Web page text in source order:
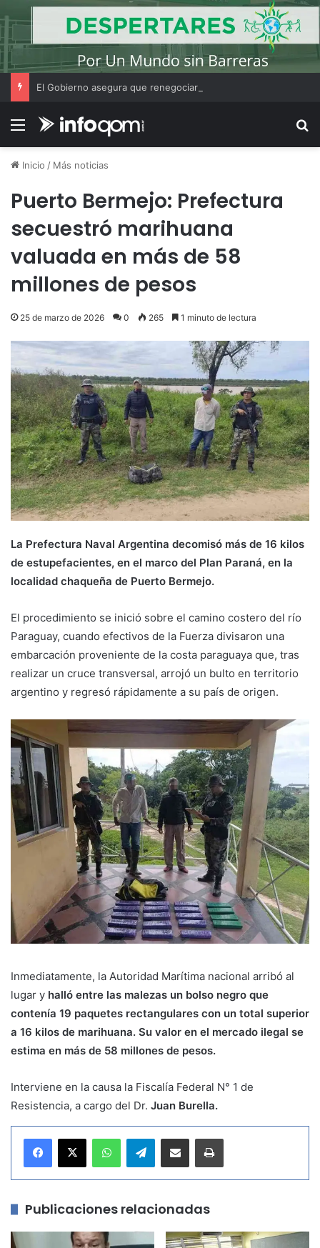
Menú
Inicio / Más noticias
Puerto Bermejo: Prefectura
secuestró marihuana
valuada en más de 58
millones de pesos
25 de marzo de 2026 0 265 1 minuto de lectura
La Prefectura Naval Argentina decomisó más de 16 kilos
de estupefacientes, en el marco del Plan Paraná, en la
localidad chaqueña de Puerto Bermejo.
El procedimiento se inició sobre el camino costero del río
Paraguay, cuando efectivos de la Fuerza divisaron una
embarcación proveniente de la costa paraguaya que, tras
realizar un cruce transversal, arrojó un bulto en territorio
argentino y regresó rápidamente a su país de origen.
Inmediatamente, la Autoridad Marítima nacional arribó al
lugar y halló entre las malezas un bolso negro que
contenía 19 paquetes rectangulares con un total superior
a 16 kilos de marihuana. Su valor en el mercado ilegal se
estima en más de 58 millones de pesos.
Interviene en la causa la Fiscalía Federal N° 1 de
Resistencia, a cargo del Dr. Juan Burella.
Telegram
Publicaciones relacionadas